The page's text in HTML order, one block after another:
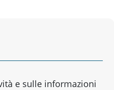
e sulle informazioni